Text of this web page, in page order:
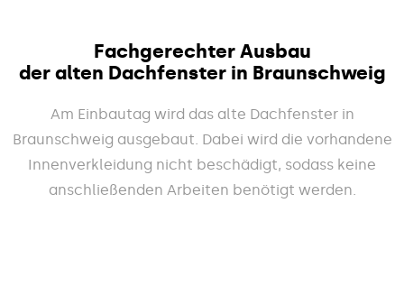
Fachgerechter Ausbau
der alten Dachfenster in Braunschweig
Am Einbautag wird das alte Dachfenster in
Braunschweig ausgebaut. Dabei wird die vorhandene
Innenverkleidung nicht beschädigt, sodass keine
anschließenden Arbeiten benötigt werden.